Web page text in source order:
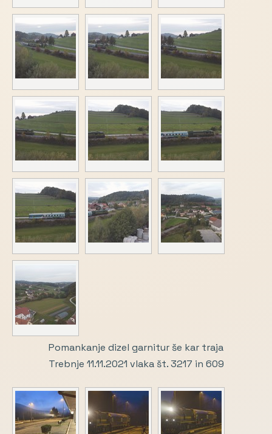
Pomankanje dizel garnitur še kar traja
Trebnje 11.11.2021 vlaka št. 3217 in 609